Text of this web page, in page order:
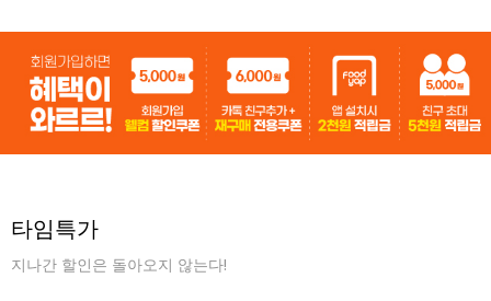
타임특가
지나간 할인은 돌아오지 않는다!